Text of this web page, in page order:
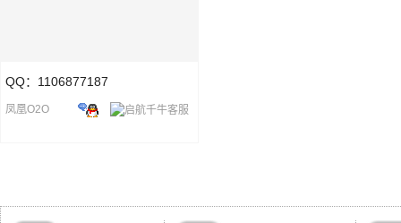
QQ：1106877187
凤凰O2O